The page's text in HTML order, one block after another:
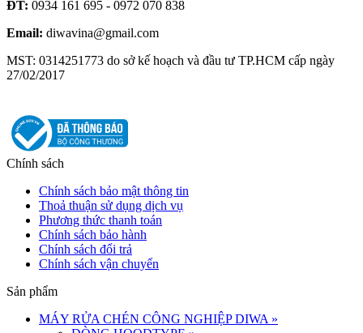
ĐT: 0934 161 695 - 0972 070 838
Email: diwavina@gmail.com
MST: 0314251773 do sở kế hoạch và đầu tư TP.HCM cấp ngày
27/02/2017
Chính sách
Chính sách bảo mật thông tin
Thoả thuận sử dụng dịch vụ
Phương thức thanh toán
Chính sách bảo hành
Chính sách đổi trả
Chính sách vận chuyển
Sản phẩm
MÁY RỬA CHÉN CÔNG NGHIỆP DIWA »